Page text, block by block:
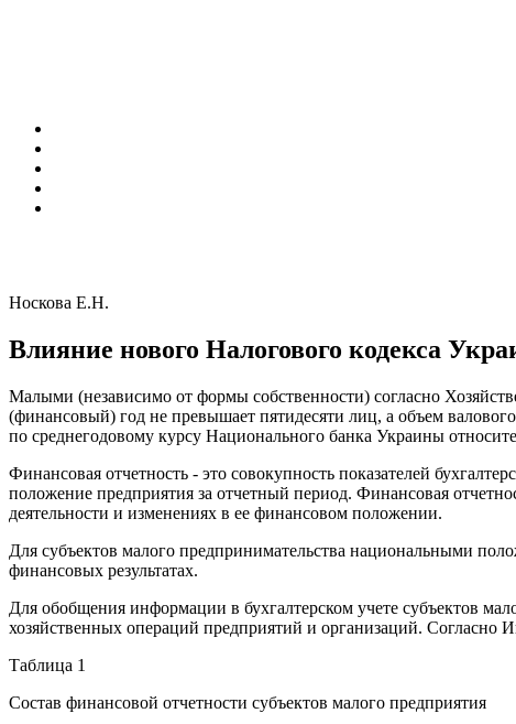
Носкова Е.Н.
Влияние нового Налогового кодекса
Малыми (независимо от формы собственности) согласно
(финансовый) год не превышает пятидесяти лиц, а объем
по среднегодовому курсу Национального банка Украины
Финансовая отчетность - это совокупность показателей
положение предприятия за отчетный период. Финансовая
деятельности и изменениях в ее финансовом положении.
Для субъектов малого предпринимательства национальными
финансовых результатах.
Для обобщения информации в бухгалтерском учете субъектов
хозяйственных операций предприятий и организаций. Согласно
Таблица 1
Состав финансовой отчетности субъектов малого предприятия